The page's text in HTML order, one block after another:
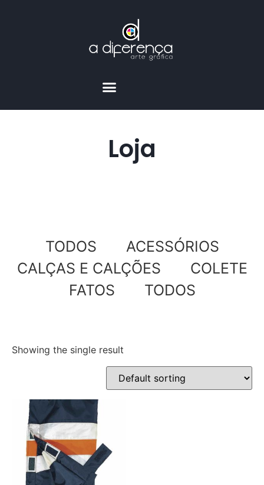
Loja
TODOS
ACESSÓRIOS
CALÇAS E CALÇÕES
COLETE
FATOS
TODOS
Showing the single result